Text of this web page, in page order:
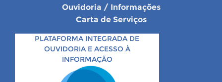
Ouvidoria / Informações
Carta de Serviços
PLATAFORMA INTEGRADA DE
OUVIDORIA E ACESSO À
INFORMAÇÃO